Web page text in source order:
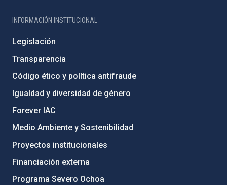
INFORMACIÓN INSTITUCIONAL
Legislación
Transparencia
Código ético y política antifraude
Igualdad y diversidad de género
Forever IAC
Medio Ambiente y Sostenibilidad
Proyectos institucionales
Financiación externa
Programa Severo Ochoa